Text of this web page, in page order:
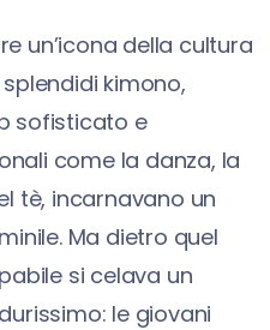
un’icona della cultura
kimono,
sofisticato e
come la danza, la
tè, incarnavano un
Ma dietro quel
si celava un
le giovani